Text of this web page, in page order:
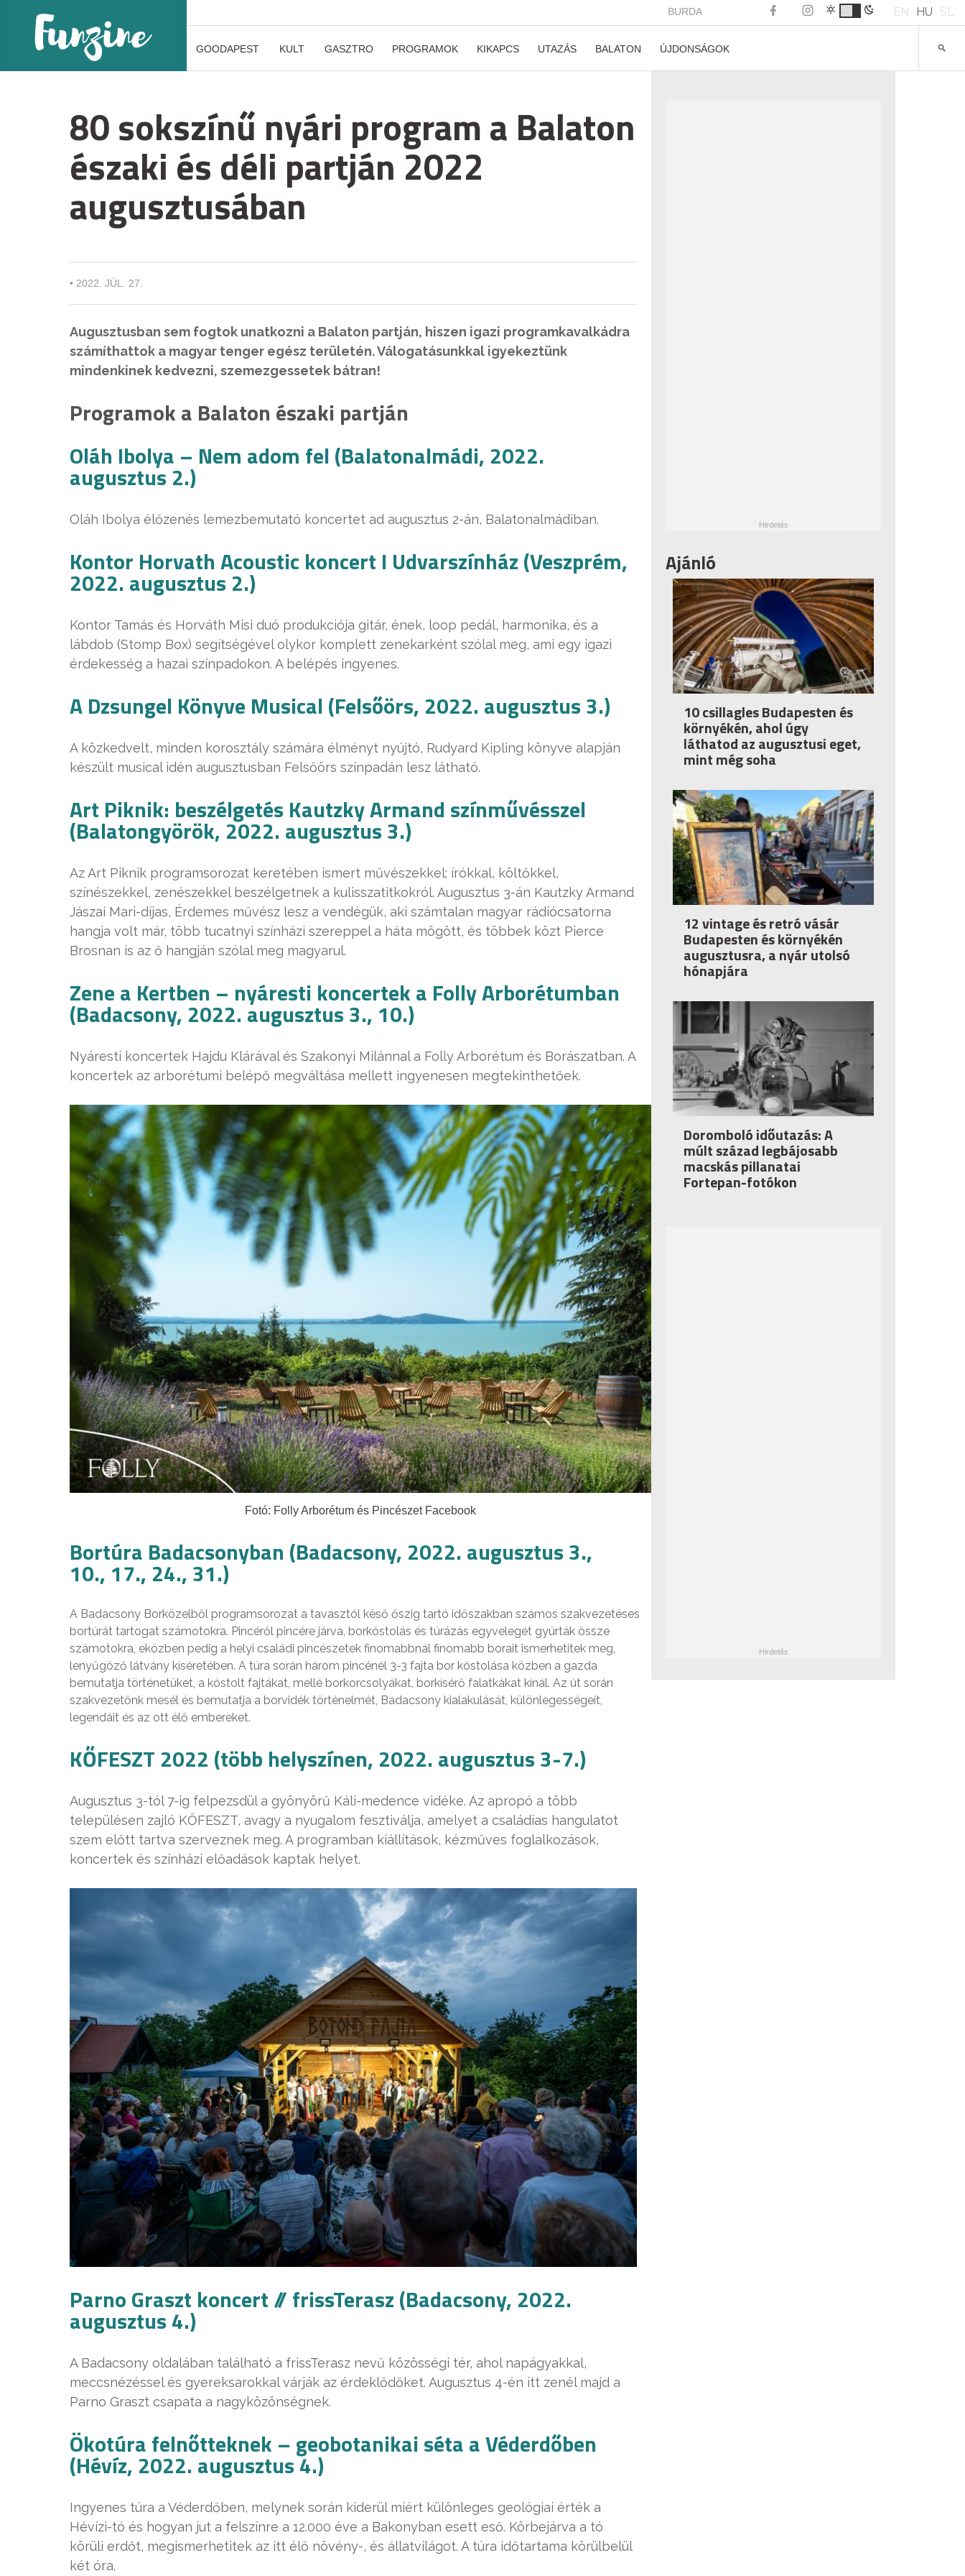
BURDA EN HU SL
GOODAPEST KULT GASZTRO PROGRAMOK KIKAPCS UTAZÁS BALATON ÚJDONSÁGOK
80 sokszínű nyári program a Balaton
északi és déli partján 2022
augusztusában
• 2022. JÚL. 27.
Augusztusban sem fogtok unatkozni a Balaton partján, hiszen igazi programkavalkádra
számíthattok a magyar tenger egész területén. Válogatásunkkal igyekeztünk
mindenkinek kedvezni, szemezgessetek bátran!
Programok a Balaton északi partján
Oláh Ibolya – Nem adom fel (Balatonalmádi, 2022.
augusztus 2.)
Oláh Ibolya élőzenés lemezbemutató koncertet ad augusztus 2-án, Balatonalmádiban.
Kontor Horvath Acoustic koncert I Udvarszínház (Veszprém,
2022. augusztus 2.)
Kontor Tamás és Horváth Misi duó produkciója gitár, ének, loop pedál, harmonika, és a
lábdob (Stomp Box) segítségével olykor komplett zenekarként szólal meg, ami egy igazi
érdekesség a hazai színpadokon. A belépés ingyenes.
A Dzsungel Könyve Musical (Felsőörs, 2022. augusztus 3.)
A közkedvelt, minden korosztály számára élményt nyújtó, Rudyard Kipling könyve alapján
készült musical idén augusztusban Felsőörs színpadán lesz látható.
Art Piknik: beszélgetés Kautzky Armand színművésszel
(Balatongyörök, 2022. augusztus 3.)
Az Art Piknik programsorozat keretében ismert művészekkel; írókkal, költőkkel,
színészekkel, zenészekkel beszélgetnek a kulisszatitkokról. Augusztus 3-án Kautzky Armand
Jászai Mari-díjas, Érdemes művész lesz a vendégük, aki számtalan magyar rádiócsatorna
hangja volt már, több tucatnyi színházi szereppel a háta mögött, és többek közt Pierce
Brosnan is az ő hangján szólal meg magyarul.
Zene a Kertben – nyáresti koncertek a Folly Arborétumban
(Badacsony, 2022. augusztus 3., 10.)
Nyáresti koncertek Hajdu Klárával és Szakonyi Milánnal a Folly Arborétum és Borászatban. A
koncertek az arborétumi belépő megváltása mellett ingyenesen megtekinthetőek.
Fotó: Folly Arborétum és Pincészet Facebook
Bortúra Badacsonyban (Badacsony, 2022. augusztus 3.,
10., 17., 24., 31.)
A Badacsony Borközelből programsorozat a tavasztól késő őszig tartó időszakban számos szakvezetéses
bortúrát tartogat számotokra. Pincéről pincére járva, borkóstolás és túrázás egyvelegét gyúrták össze
számotokra, eközben pedig a helyi családi pincészetek finomabbnál finomabb borait ismerhetitek meg,
lenyűgöző látvány kíséretében. A túra során három pincénél 3-3 fajta bor kóstolása közben a gazda
bemutatja történetüket, a kóstolt fajtákat, mellé borkorcsolyákat, borkísérő falatkákat kínál. Az út során
szakvezetőnk mesél és bemutatja a borvidék történelmét, Badacsony kialakulását, különlegességeit,
legendáit és az ott élő embereket.
KŐFESZT 2022 (több helyszínen, 2022. augusztus 3-7.)
Augusztus 3-tól 7-ig felpezsdül a gyönyörű Káli-medence vidéke. Az apropó a több
településen zajló KŐFESZT, avagy a nyugalom fesztiválja, amelyet a családias hangulatot
szem előtt tartva szerveznek meg. A programban kiállítások, kézműves foglalkozások,
koncertek és színházi előadások kaptak helyet.
Parno Graszt koncert // frissTerasz (Badacsony, 2022.
augusztus 4.)
A Badacsony oldalában található a frissTerasz nevű közösségi tér, ahol napágyakkal,
meccsnézéssel és gyereksarokkal várják az érdeklődőket. Augusztus 4-én itt zenél majd a
Parno Graszt csapata a nagyközönségnek.
Ökotúra felnőtteknek – geobotanikai séta a Véderdőben
(Hévíz, 2022. augusztus 4.)
Ingyenes túra a Véderdőben, melynek során kiderül miért különleges geológiai érték a
Hévízi-tó és hogyan jut a felszínre a 12.000 éve a Bakonyban esett eső. Körbejárva a tó
körüli erdőt, megismerhetitek az itt élő növény-, és állatvilágot. A túra időtartama körülbelül
két óra.
Ajánló
10 csillagles Budapesten és
környékén, ahol úgy
láthatod az augusztusi eget,
mint még soha
12 vintage és retró vásár
Budapesten és környékén
augusztusra, a nyár utolsó
hónapjára
Doromboló időutazás: A
múlt század legbájosabb
macskás pillanatai
Fortepan-fotókon